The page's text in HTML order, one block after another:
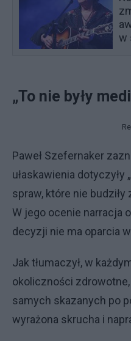
w
„To nie były
Paweł Szefernaker
ułaskawienia dotyczyły
spraw, które nie
W jego ocenie narracja
decyzji nie ma oparcia
Jak tłumaczył, w
okoliczności
samych skazanych po
wyrażona skrucha i